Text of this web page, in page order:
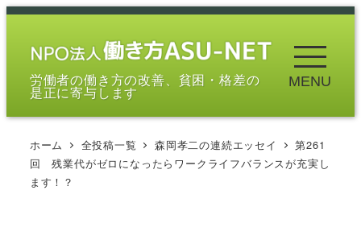
メ
労働者の働き方の改善、貧困・格差の
是正に寄与します
MENU
ホーム 全投稿一覧 森岡孝二の連続エッセイ
第261
回 残業代がゼロになったらワークライフバランスが充実し
ます！？